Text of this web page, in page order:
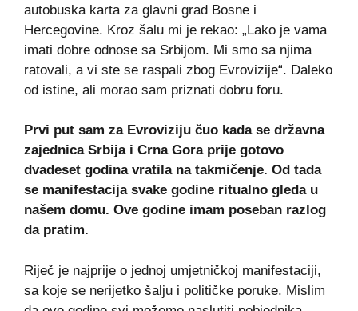
autobuska karta za glavni grad Bosne i
Hercegovine. Kroz šalu mi je rekao: „Lako je vama
imati dobre odnose sa Srbijom. Mi smo sa njima
ratovali, a vi ste se raspali zbog Evrovizije“. Daleko
od istine, ali morao sam priznati dobru foru.
Prvi put sam za Evroviziju čuo kada se državna
zajednica Srbija i Crna Gora prije gotovo
dvadeset godina vratila na takmičenje. Od tada
se manifestacija svake godine ritualno gleda u
našem domu. Ove godine imam poseban razlog
da pratim.
Riječ je najprije o jednoj umjetničkoj manifestaciji,
sa koje se nerijetko šalju i političke poruke. Mislim